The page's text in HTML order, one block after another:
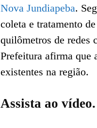
Nova Jundiapeba.
coleta e tratamento
quilômetros de redes
Prefeitura afirma que
existentes na região.
Assista ao vídeo.